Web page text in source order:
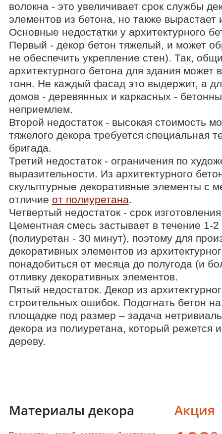
волокна - это увеличивает срок службы
элементов из бетона, но также вырастает
Основные недостатки у архитектурного
Первый - декор бетон тяжелый, и может
не обеспечить укрепление стен). Так,
архитектурного бетона для здания может
тонн. Не каждый фасад это выдержит, а
домов - деревянных и каркасных -
неприемлем.
Второй недостаток - высокая стоимость
тяжелого декора требуется специальная
бригада.
Третий недостаток - ограничения по
выразительности. Из архитектурного
скульптурные декоративные элементы с
отличие от полиуретана.
Четвертый недостаток - срок
Цементная смесь застывает в течение 1-
(полиуретан - 30 минут), поэтому для
декоративных элементов из
понадобиться от месяца до полугода (и
отливку декоративных элементов.
Пятый недостаток. Декор из
строительных ошибок. Подогнать бетон
площадке под размер – задача
декора из полиуретана, который режется
дереву.
Акция
Материалы декора